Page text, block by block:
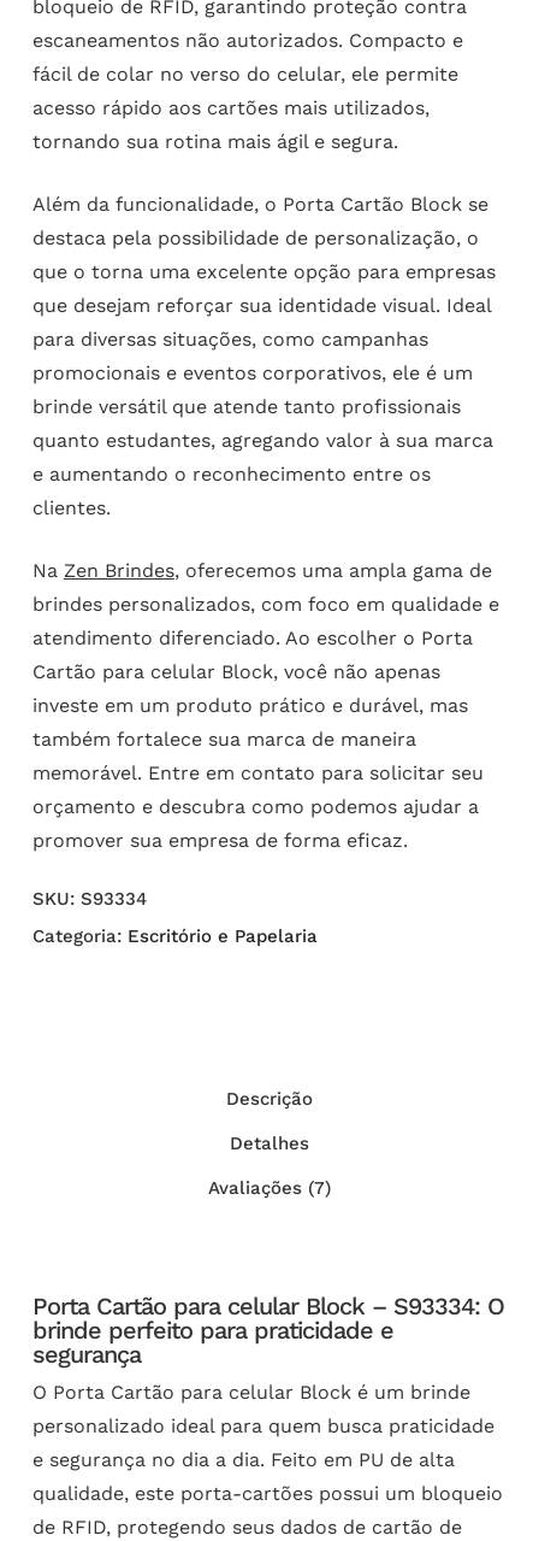
bloqueio de RFID, garantindo proteção contra
escaneamentos não autorizados. Compacto e
fácil de colar no verso do celular, ele permite
acesso rápido aos cartões mais utilizados,
tornando sua rotina mais ágil e segura.
Além da funcionalidade, o Porta Cartão Block se
destaca pela possibilidade de personalização, o
que o torna uma excelente opção para empresas
que desejam reforçar sua identidade visual. Ideal
para diversas situações, como campanhas
promocionais e eventos corporativos, ele é um
brinde versátil que atende tanto profissionais
quanto estudantes, agregando valor à sua marca
e aumentando o reconhecimento entre os
clientes.
Na Zen Brindes, oferecemos uma ampla gama de
brindes personalizados, com foco em qualidade e
atendimento diferenciado. Ao escolher o Porta
Cartão para celular Block, você não apenas
investe em um produto prático e durável, mas
também fortalece sua marca de maneira
memorável. Entre em contato para solicitar seu
orçamento e descubra como podemos ajudar a
promover sua empresa de forma eficaz.
SKU: S93334
Categoria: Escritório e Papelaria
Descrição
Detalhes
Avaliações (7)
Porta Cartão para celular Block – S93334: O
brinde perfeito para praticidade e
segurança
O Porta Cartão para celular Block é um brinde
personalizado ideal para quem busca praticidade
e segurança no dia a dia. Feito em PU de alta
qualidade, este porta-cartões possui um bloqueio
de RFID, protegendo seus dados de cartão de